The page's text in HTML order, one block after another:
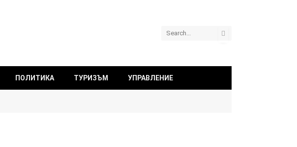
ПОЛИТИКА ТУРИЗЪМ УПРАВЛЕНИЕ